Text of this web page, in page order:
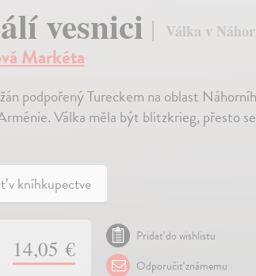
vesnici Válka v
Markéta
podpořený Tureckem na oblast
Válka měla být blitzkrieg, přesto
v kníhkupectve
14,05 €
Pridať do wishlistu
Odporučiť známemu